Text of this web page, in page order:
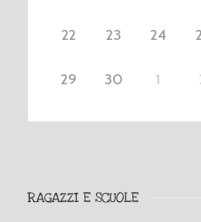
22 23 24
29 30 1
RAGAZZI E SCUOLE